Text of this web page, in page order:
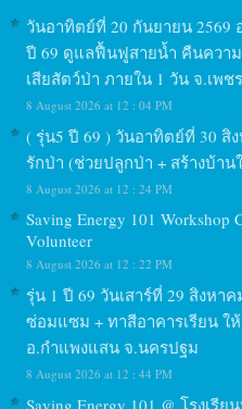
วันอาทิตย์ที่ 20 กันยายน 2569
ปี 69 ดูแลฟื้นฟูสายน้ำ คืนควา
เสียสัตว์ป่า ภายใน 1 วัน จ.เพช
8 August 2026 at 12 : 04 PM
( รุ่น5 ปี 69 ) วันอาทิตย์ที่ 30 สิ
รักป่า (ช่วยปลูกป่า + สร้างบ้า
8 August 2026 at 12 : 24 PM
Saving Energy 101 Workshop
Volunteer
8 August 2026 at 12 : 22 PM
รุ่น 1 ปี 69 วันเสาร์ที่ 29 สิงหา
ซ่อมแซม + ทาสีอาคารเรียน ใ
อ.กำแพงแสน จ.นครปฐม
8 August 2026 at 12 : 44 PM
Saving Energy 101 @ โรงเรีย